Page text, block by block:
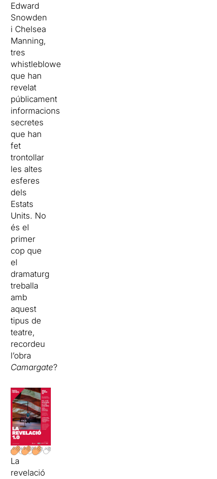
Edward
Snowden
i Chelsea
Manning,
tres
whistleblowers
que han
revelat
públicament
informacions
secretes
que han
fet
trontollar
les altes
esferes
dels
Estats
Units. No
és el
primer
cop que
el
dramaturg
treballa
amb
aquest
tipus de
teatre,
recordeu
l’obra
Camargate?
La
revelació